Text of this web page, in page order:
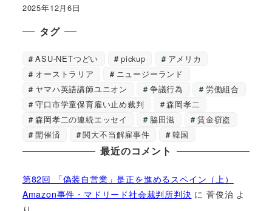
2025年12月6日
タグ
ASU-NETつどい pickup
アメリカ
オーストラリア
ニュージーランド
ヤマハ英語講師ユニオン
争議行為
労働組合
守口市学童保育雇い止め裁判
森岡孝二
森岡孝二の連続エッセイ
脇田滋
賃金窃盗
開催済
関大不当解雇事件 韓国
最近のコメント
第82回 「偽装自営業」是正を進めるスペイン（上）
Amazon事件・マドリード社会裁判所判決 に菅俊治 よ